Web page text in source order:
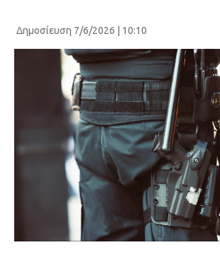
Pop Culture
Agenda
Eurovision
Summer
LOL
Δημοσίευση 7/6/2026 | 10:10